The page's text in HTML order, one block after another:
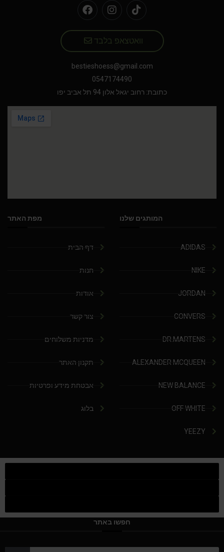
וואטצאפ בלבד
bestieshoess@gmail.com
0547174490
כתובת: רחוב יגאל אלון 94 תל אביב יפו
המותגים שלנו
ADIDAS
NIKE
JORDAN
CONVERS
DR.MARTENS
ALEXANDER MCQUEEN
NEW BALANCE
OFF WHITE
YEEZY
מפת האתר
דף הבית
חנות
אודות
צור קשר
מדניות משלוחים
תקנון האתר
אבטחת מידע ופרטיות
בלוג
חפשו באתר